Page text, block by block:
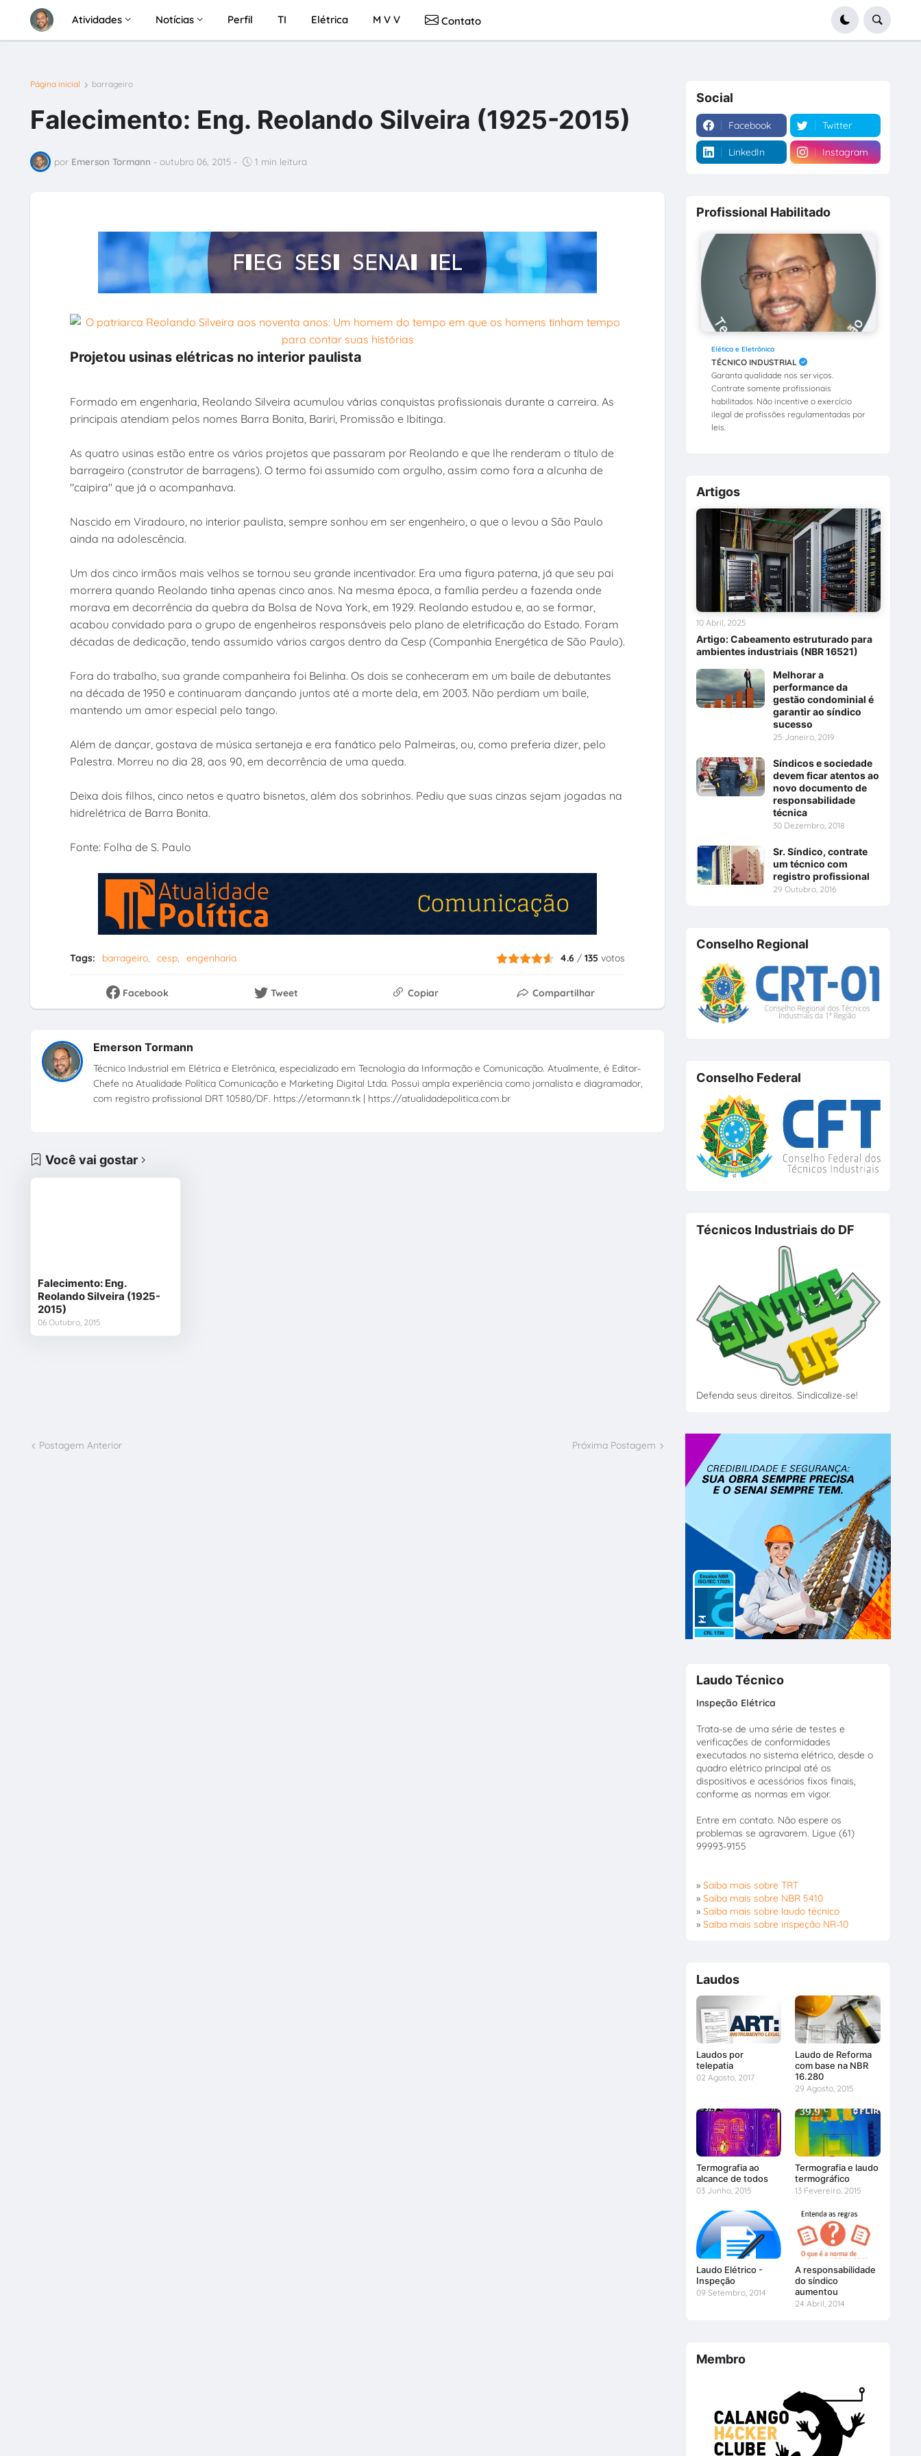
Atividades Notícias Perfil TI Elétrica M V V Contato
Página inicial barrageiro
Falecimento: Eng. Reolando Silveira (1925-2015)
por Emerson Tormann - outubro 06, 2015 - 1 min leitura
Projetou usinas elétricas no interior paulista
Formado em engenharia, Reolando Silveira acumulou várias conquistas profissionais durante a carreira. As
principais atendiam pelos nomes Barra Bonita, Bariri, Promissão e Ibitinga.
As quatro usinas estão entre os vários projetos que passaram por Reolando e que lhe renderam o título de
barrageiro (construtor de barragens). O termo foi assumido com orgulho, assim como fora a alcunha de
"caipira" que já o acompanhava.
Nascido em Viradouro, no interior paulista, sempre sonhou em ser engenheiro, o que o levou a São Paulo
ainda na adolescência.
Um dos cinco irmãos mais velhos se tornou seu grande incentivador. Era uma figura paterna, já que seu pai
morrera quando Reolando tinha apenas cinco anos. Na mesma época, a família perdeu a fazenda onde
morava em decorrência da quebra da Bolsa de Nova York, em 1929. Reolando estudou e, ao se formar,
acabou convidado para o grupo de engenheiros responsáveis pelo plano de eletrificação do Estado. Foram
décadas de dedicação, tendo assumido vários cargos dentro da Cesp (Companhia Energética de São Paulo).
Fora do trabalho, sua grande companheira foi Belinha. Os dois se conheceram em um baile de debutantes
na década de 1950 e continuaram dançando juntos até a morte dela, em 2003. Não perdiam um baile,
mantendo um amor especial pelo tango.
Além de dançar, gostava de música sertaneja e era fanático pelo Palmeiras, ou, como preferia dizer, pelo
Palestra. Morreu no dia 28, aos 90, em decorrência de uma queda.
Deixa dois filhos, cinco netos e quatro bisnetos, além dos sobrinhos. Pediu que suas cinzas sejam jogadas na
hidrelétrica de Barra Bonita.
Fonte: Folha de S. Paulo
Tags: barrageiro cesp engenharia 4.6 /135 votos
Facebook Tweet Copiar Compartilhar
Emerson Tormann
Técnico Industrial em Elétrica e Eletrônica, especializado em Tecnologia da Informação e Comunicação. Atualmente, é Editor-
Chefe na Atualidade Política Comunicação e Marketing Digital Ltda. Possui ampla experiência como jornalista e diagramador,
com registro profissional DRT 10580/DF. https://etormann.tk | https://atualidadepolitica.com.br
Você vai gostar
Falecimento: Eng.
Reolando Silveira (1925-
2015)
06 Outubro, 2015
Postagem Anterior Próxima Postagem
Social
Facebook Twitter
LinkedIn Instagram
Profissional Habilitado
Elética e Eletrônica
TÉCNICO INDUSTRIAL
Garanta qualidade nos serviços.
Contrate somente profissionais
habilitados. Não incentive o exercício
ilegal de profissões regulamentadas por
leis.
Artigos
Artigo: Cabeamento estruturado para
ambientes industriais (NBR 16521)
10 Abril, 2025
Melhorar a
performance da
gestão condominial é
garantir ao síndico
sucesso
25 Janeiro, 2019
Síndicos e sociedade
devem ficar atentos ao
novo documento de
responsabilidade
técnica
30 Dezembro, 2018
Sr. Síndico, contrate
um técnico com
registro profissional
29 Outubro, 2016
Conselho Regional
Conselho Federal
Técnicos Industriais do DF
Defenda seus direitos. Sindicalize-se!
Laudo Técnico
Inspeção Elétrica
Trata-se de uma série de testes e
verificações de conformidades
executados no sistema elétrico, desde o
quadro elétrico principal até os
dispositivos e acessórios fixos finais,
conforme as normas em vigor.
Entre em contato. Não espere os
problemas se agravarem. Ligue (61)
99993-9155
» Saiba mais sobre TRT
» Saiba mais sobre NBR 5410
» Saiba mais sobre laudo técnico
» Saiba mais sobre inspeção NR-10
Laudos
Laudos por
telepatia
02 Agosto, 2017
Laudo de Reforma
com base na NBR
16.280
29 Agosto, 2015
Termografia ao
alcance de todos
03 Junho, 2015
Termografia e laudo
termográfico
13 Fevereiro, 2015
Laudo Elétrico -
Inspeção
09 Setembro, 2014
A responsabilidade
do síndico
aumentou
24 Abril, 2014
Membro